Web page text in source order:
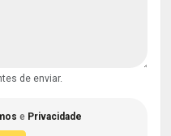
de enviar.
e Privacidade